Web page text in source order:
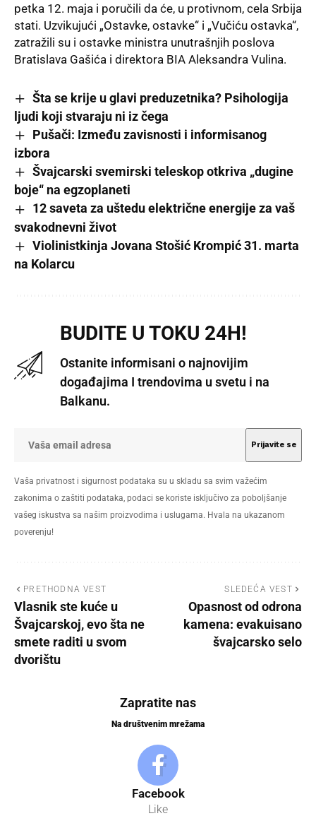
petka 12. maja i poručili da će, u protivnom, cela Srbija
stati. Uzvikujući „Ostavke, ostavke“ i „Vučiću ostavka“,
zatražili su i ostavke ministra unutrašnjih poslova
Bratislava Gašića i direktora BIA Aleksandra Vulina.
Šta se krije u glavi preduzetnika? Psihologija
ljudi koji stvaraju ni iz čega
Pušači: Između zavisnosti i informisanog
izborа
Švajcarski svemirski teleskop otkriva „dugine
boje“ na egzoplaneti
12 saveta za uštedu električne energije za vaš
svakodnevni život
Violinistkinja Jovana Stošić Krompić 31. marta
na Kolarcu
BUDITE U TOKU 24H!
Ostanite informisani o najnovijim
događajima I trendovima u svetu i na
Balkanu.
Vaša privatnost i sigurnost podataka su u skladu sa svim važećim
zakonima o zaštiti podataka, podaci se koriste isključivo za poboljšanje
vašeg iskustva sa našim proizvodima i uslugama. Hvala na ukazanom
poverenju!
PRETHODNA VEST
Vlasnik ste kuće u
Švajcarskoj, evo šta ne
smete raditi u svom
dvorištu
SLEDEĆA VEST
Opasnost od odrona
kamena: evakuisano
švajcarsko selo
Zapratite nas
Na društvenim mrežama
Facebook
Like